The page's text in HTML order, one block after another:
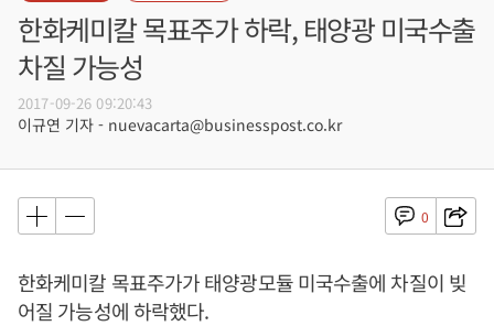
한화케미칼 목표주가 하락, 태양광 미국수출
차질 가능성
2017-09-26 09:20:43
이규연 기자 - nuevacarta@businesspost.co.kr
0
한화케미칼 목표주가가 태양광모듈 미국수출에 차질이 빚
어질 가능성에 하락했다.